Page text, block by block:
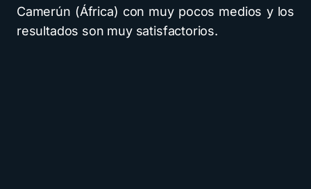
Camerún (África) con muy pocos medios y los
resultados son muy satisfactorios.